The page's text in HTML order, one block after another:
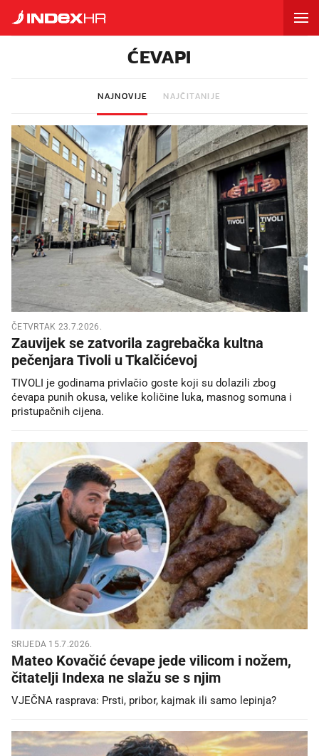
ĆEVAPI
NAJNOVIJE NAJČITANIJE
ČETVRTAK 23.7.2026.
Zauvijek se zatvorila zagrebačka kultna
pečenjara Tivoli u Tkalčićevoj
TIVOLI je godinama privlačio goste koji su dolazili zbog
ćevapa punih okusa, velike količine luka, masnog somuna i
pristupačnih cijena.
SRIJEDA 15.7.2026.
Mateo Kovačić ćevape jede vilicom i nožem,
čitatelji Indexa ne slažu se s njim
VJEČNA rasprava: Prsti, pribor, kajmak ili samo lepinja?